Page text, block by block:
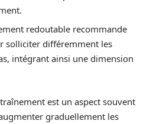
redoutable recommande
solliciter différemment les
intégrant ainsi une dimension
est un aspect souvent
graduellement les